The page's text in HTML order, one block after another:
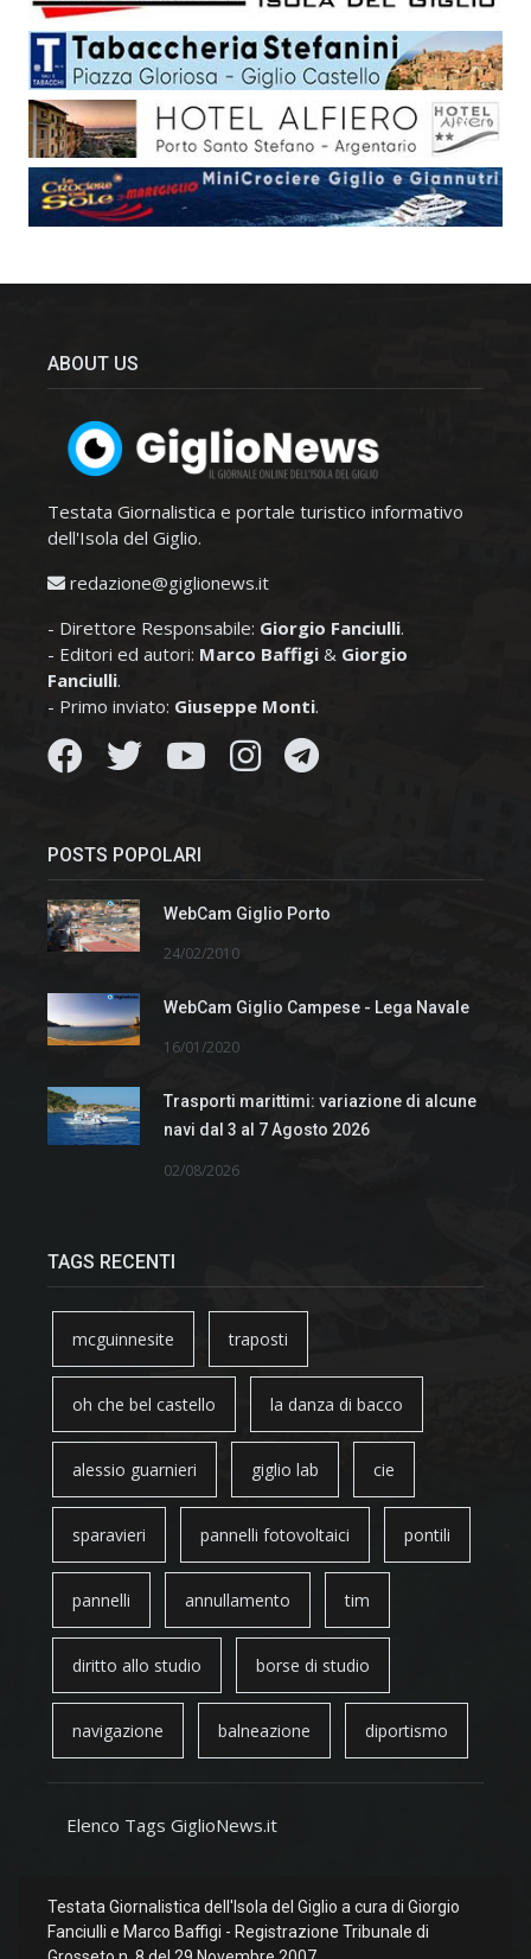
ABOUT US
Testata Giornalistica e portale turistico informativo
dell'Isola del Giglio.
redazione@giglionews.it
- Direttore Responsabile: Giorgio Fanciulli.
- Editori ed autori: Marco Baffigi & Giorgio
Fanciulli.
- Primo inviato: Giuseppe Monti.
POSTS POPOLARI
WebCam Giglio Porto
24/02/2010
WebCam Giglio Campese - Lega Navale
16/01/2020
Trasporti marittimi: variazione di alcune
navi dal 3 al 7 Agosto 2026
02/08/2026
TAGS RECENTI
mcguinnesite traposti
oh che bel castello la danza di bacco
alessio guarnieri giglio lab cie
sparavieri pannelli fotovoltaici pontili
pannelli annullamento tim
diritto allo studio borse di studio
navigazione balneazione diportismo
Elenco Tags GiglioNews.it
Testata Giornalistica dell'Isola del Giglio a cura di Giorgio
Fanciulli e Marco Baffigi - Registrazione Tribunale di